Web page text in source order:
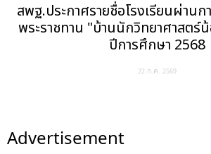
สพฐ.ประกาศรายชื่อโรงเรียนผ่านก
พระราชทาน "บ้านนักวิทยาศาสตร์
ปีการศึกษา 2568
22 ก.ค. 2569
Advertisement